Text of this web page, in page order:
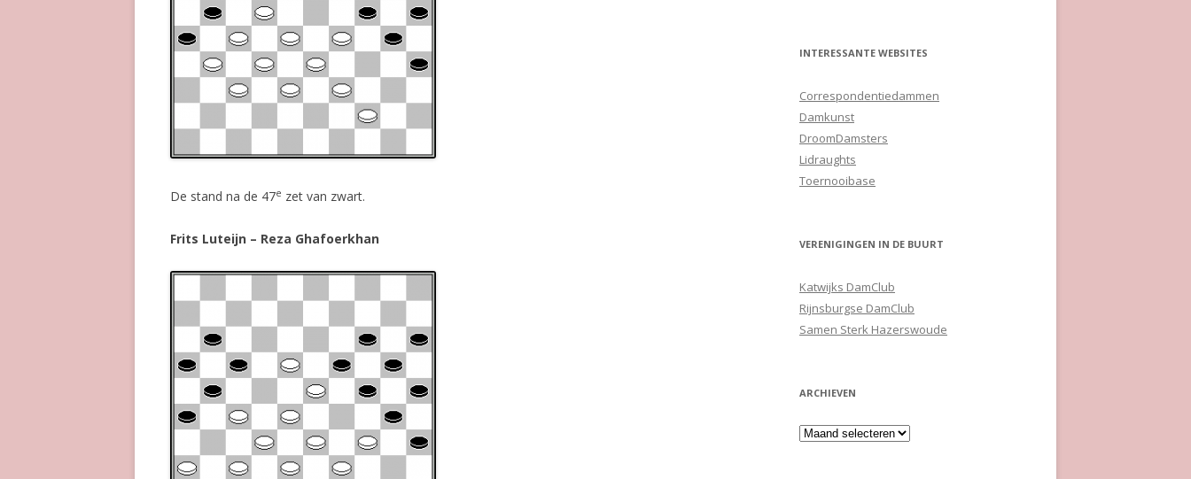
De stand na de 47e zet van zwart.
Frits Luteijn – Reza Ghafoerkhan
INTERESSANTE WEBSITES
Correspondentiedammen
Damkunst
DroomDamsters
Lidraughts
Toernooibase
VERENIGINGEN IN DE BUURT
Katwijks DamClub
Rijnsburgse DamClub
Samen Sterk Hazerswoude
ARCHIEVEN
Archieven